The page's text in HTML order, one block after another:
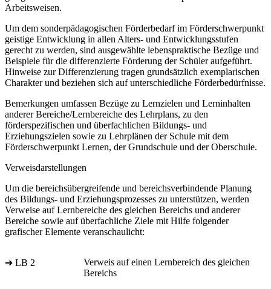
Arbeitsweisen.
Um dem sonderpädagogischen Förderbedarf im Förderschwerpunkt
geistige Entwicklung in allen Alters- und Entwicklungsstufen
gerecht zu werden, sind ausgewählte lebenspraktische Bezüge und
Beispiele für die differenzierte Förderung der Schüler aufgeführt.
Hinweise zur Differenzierung tragen grundsätzlich exemplarischen
Charakter und beziehen sich auf unterschiedliche Förderbedürfnisse.
Bemerkungen umfassen Bezüge zu Lernzielen und Lerninhalten
anderer Bereiche/Lernbereiche des Lehrplans, zu den
förderspezifischen und überfachlichen Bildungs- und
Erziehungszielen sowie zu Lehrplänen der Schule mit dem
Förderschwerpunkt Lernen, der Grundschule und der Oberschule.
Verweisdarstellungen
Um die bereichsübergreifende und bereichsverbindende Planung
des Bildungs- und Erziehungsprozesses zu unterstützen, werden
Verweise auf Lernbereiche des gleichen Bereichs und anderer
Bereiche sowie auf überfachliche Ziele mit Hilfe folgender
grafischer Elemente veranschaulicht:
➔ LB 2
Verweis auf einen Lernbereich des gleichen
Bereichs